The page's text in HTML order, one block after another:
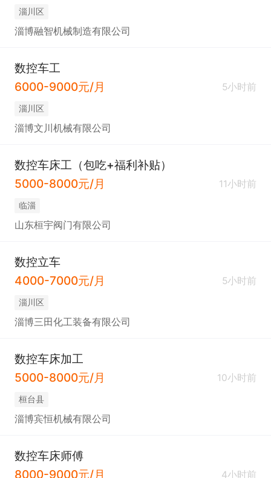
淄川区
淄博融智机械制造有限公司
数控车工
6000-9000元/月
5小时前
淄川区
淄博文川机械有限公司
数控车床工（包吃+福利补贴）
5000-8000元/月
11小时前
临淄
山东桓宇阀门有限公司
数控立车
4000-7000元/月
5小时前
淄川区
淄博三田化工装备有限公司
数控车床加工
5000-8000元/月
10小时前
桓台县
淄博宾恒机械有限公司
数控车床师傅
8000-9000元/月
4小时前